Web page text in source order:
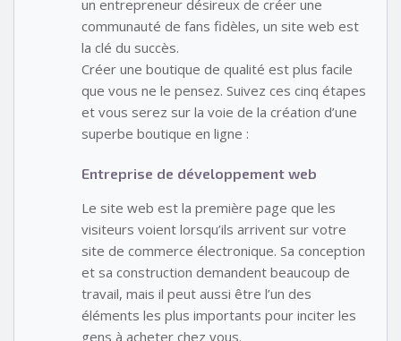
un entrepreneur désireux de créer une
communauté de fans fidèles, un site web est
la clé du succès.
Créer une boutique de qualité est plus facile
que vous ne le pensez. Suivez ces cinq étapes
et vous serez sur la voie de la création d’une
superbe boutique en ligne :
Entreprise de développement web
Le site web est la première page que les
visiteurs voient lorsqu’ils arrivent sur votre
site de commerce électronique. Sa conception
et sa construction demandent beaucoup de
travail, mais il peut aussi être l’un des
éléments les plus importants pour inciter les
gens à acheter chez vous.